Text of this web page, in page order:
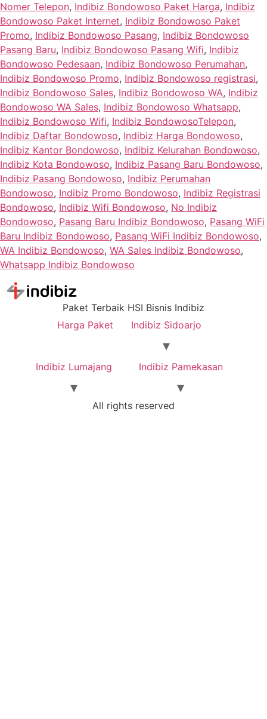
Nomer Telepon, Indibiz Bondowoso Paket Harga, Indibiz
Bondowoso Paket Internet, Indibiz Bondowoso Paket
Promo, Indibiz Bondowoso Pasang, Indibiz Bondowoso
Pasang Baru, Indibiz Bondowoso Pasang Wifi, Indibiz
Bondowoso Pedesaan, Indibiz Bondowoso Perumahan,
Indibiz Bondowoso Promo, Indibiz Bondowoso registrasi,
Indibiz Bondowoso Sales, Indibiz Bondowoso WA, Indibiz
Bondowoso WA Sales, Indibiz Bondowoso Whatsapp,
Indibiz Bondowoso Wifi, Indibiz BondowosoTelepon,
Indibiz Daftar Bondowoso, Indibiz Harga Bondowoso,
Indibiz Kantor Bondowoso, Indibiz Kelurahan Bondowoso,
Indibiz Kota Bondowoso, Indibiz Pasang Baru Bondowoso,
Indibiz Pasang Bondowoso, Indibiz Perumahan
Bondowoso, Indibiz Promo Bondowoso, Indibiz Registrasi
Bondowoso, Indibiz Wifi Bondowoso, No Indibiz
Bondowoso, Pasang Baru Indibiz Bondowoso, Pasang WiFi
Baru Indibiz Bondowoso, Pasang WiFi Indibiz Bondowoso,
WA Indibiz Bondowoso, WA Sales Indibiz Bondowoso,
Whatsapp Indibiz Bondowoso
Paket Terbaik HSI Bisnis Indibiz
Harga Paket
Indibiz Sidoarjo
Indibiz Lumajang Indibiz Pamekasan
All rights reserved